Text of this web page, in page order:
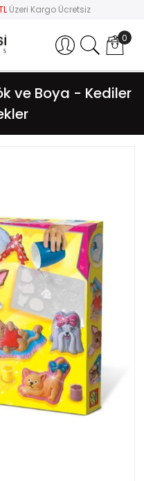
Üzeri Kargo Ücretsiz
Hesabım 0
ve Boya - Kediler